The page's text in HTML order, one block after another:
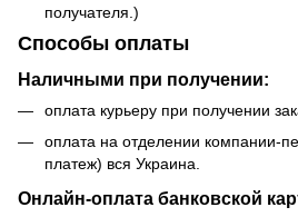
получателя.)
Способы оплаты
Наличными при получении:
оплата курьеру при получении
оплата на отделении компании-
платеж) вся Украина.
Онлайн-оплата банковской